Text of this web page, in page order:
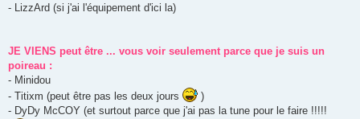
- LizzArd (si j'ai l'équipement d'ici la)
JE VIENS peut être ... vous voir seulement parce que je suis un
poireau :
- Minidou
- Titixm (peut être pas les deux jours
)
- DyDy McCOY (et surtout parce que j'ai pas la tune pour le faire !!!!!